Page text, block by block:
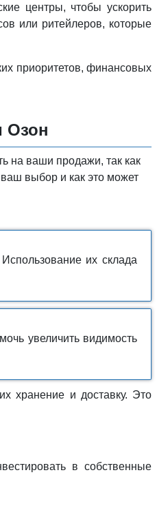
центры, чтобы ускорить
или ритейлеров, которые
приоритетов, финансовых
Озон
на ваши продажи, так как
выбор и как это может
их склада
увеличить видимость
хранение и доставку. Это
в собственные